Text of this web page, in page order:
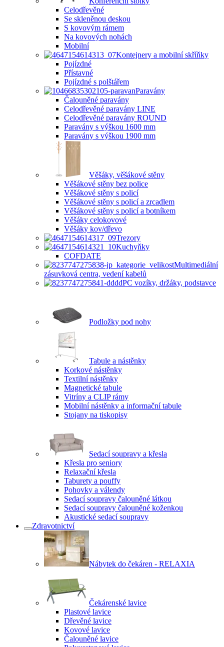
Celodřevěné
Se skleněnou deskou
S kovovým rámem
Na kovových nohách
Mobilní
Kontejnery a mobilní skříňky
Pojízdné
Přístavné
Pojízdné s polštářem
Paravány
Čalouněné paravány
Celodřevěné paravány LINE
Celodřevěné paravány ROUND
Paravány s výškou 1600 mm
Paravány s výškou 1900 mm
Věšáky, věšákové stěny
Věšákové stěny bez police
Věšákové stěny s policí
Věšákové stěny s policí a zrcadlem
Věšákové stěny s policí a botníkem
Věšáky celokovové
Věšáky kov/dřevo
Trezory
Kuchyňky
COFDATE
Multimediální
zásuvková centra, vedení kabelů
PC vozíky, držáky, podstavce
Podložky pod nohy
Tabule a nástěnky
Korkové nástěnky
Textilní nástěnky
Magnetické tabule
Vitríny a CLIP rámy
Mobilní nástěnky a informační tabule
Stojany na tiskopisy
Sedací soupravy a křesla
Křesla pro seniory
Relaxační křesla
Taburety a pouffy
Pohovky a válendy
Sedací soupravy čalouněné látkou
Sedací soupravy čalouněné koženkou
Akustické sedací soupravy
Zdravotnictví
Nábytek do čekáren - RELAXIA
Čekárenské lavice
Plastové lavice
Dřevěné lavice
Kovové lavice
Čalouněné lavice